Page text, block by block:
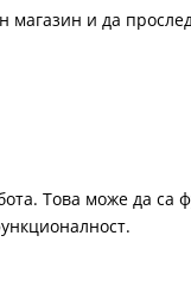
и да
Това може да